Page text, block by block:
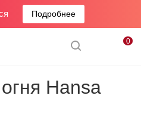
Подробнее
0
Hansa